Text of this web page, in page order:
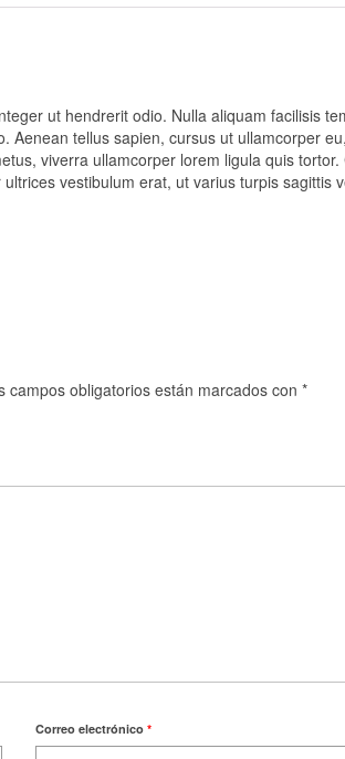
ut hendrerit odio. Nulla aliquam facilisis
Aenean tellus sapien, cursus ut ullamcorper
viverra ullamcorper lorem ligula quis
vestibulum erat, ut varius turpis
campos obligatorios están marcados con *
Correo electrónico *